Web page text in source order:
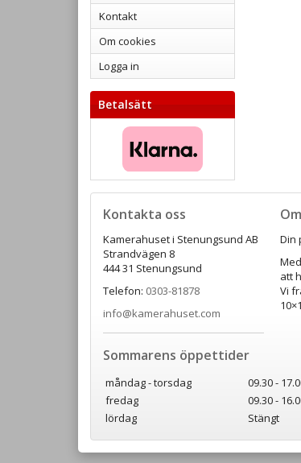
Kontakt
Om cookies
Logga in
Betalsätt
Kontakta oss
Kamerahuset i Stenungsund AB
Strandvägen 8
444 31 Stenungsund
Telefon: 0303-81878
info@kamerahuset.com
Sommarens öppettider
måndag - torsdag
09.30 -
fredag
09.30 -
lördag
Stängt
Din
att
Vi